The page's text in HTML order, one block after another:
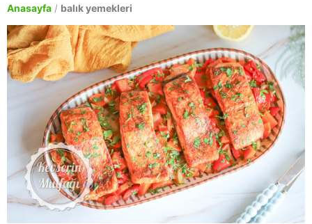
Anasayfa / balık yemekleri